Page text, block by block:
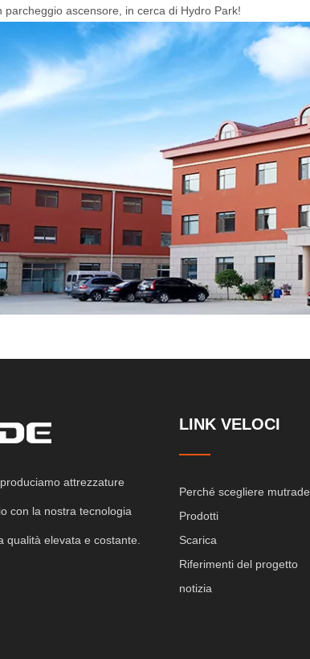
parcheggio ascensore, in cerca di Hydro Park!
attrezzature
con la nostra tecnologia
elevata e costante.
LINK VELOCI
Perché scegliere mutrade.
Prodotti
Scarica
Riferimenti del progetto
notizia